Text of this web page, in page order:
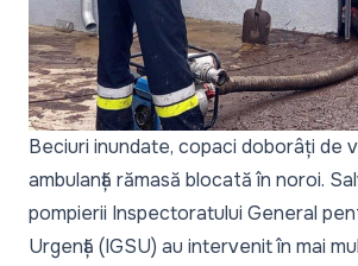
Beciuri inundate, copaci doborâți de
ambulanță rămasă blocată în noroi.
pompierii Inspectoratului General
Urgență (IGSU) au intervenit în mai